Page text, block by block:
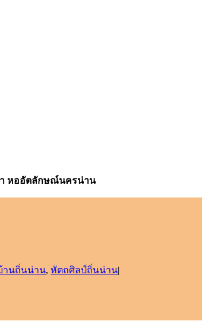
หออัตลักษณ์นครน่าน
านถิ่นน่าน,หัตถศิลป์ถิ่นน่าน|